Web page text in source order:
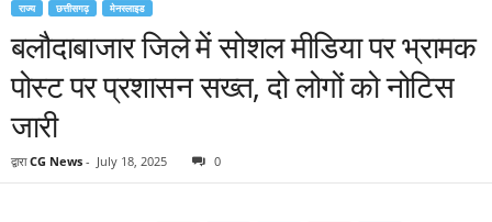
राज्य छत्तीसगढ़ मेनस्लाइड
बलौदाबाजार जिले में सोशल मीडिया पर भ्रामक
पोस्ट पर प्रशासन सख्त, दो लोगों को नोटिस
जारी
द्वारा CG News - July 18, 2025 0